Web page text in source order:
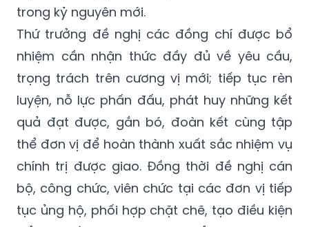
trong kỷ nguyên mới.
Thứ trưởng đề nghị các đồng chí được bổ
nhiệm cần nhận thức đầy đủ về yêu cầu,
trọng trách trên cương vị mới; tiếp tục rèn
luyện, nỗ lực phấn đấu, phát huy những kết
quả đạt được, gắn bó, đoàn kết cùng tập
thể đơn vị để hoàn thành xuất sắc nhiệm vụ
chính trị được giao. Đồng thời đề nghị cán
bộ, công chức, viên chức tại các đơn vị tiếp
tục ủng hộ, phối hợp chặt chẽ, tạo điều kiện